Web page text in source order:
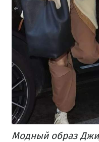
Модный образ